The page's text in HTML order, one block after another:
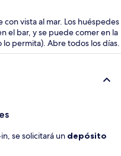
vista al mar. Los huéspedes
el bar, y se puede comer en la
permita). Abre todos los días.
se solicitará un depósito